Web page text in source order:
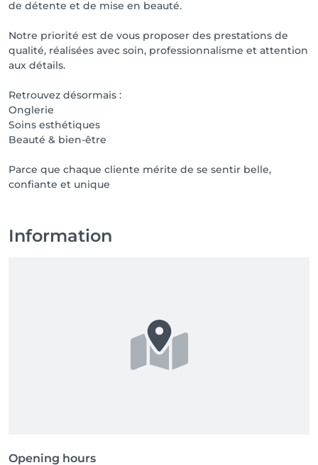
de détente et de mise en beauté.
Notre priorité est de vous proposer des prestations de
qualité, réalisées avec soin, professionnalisme et attention
aux détails.
Retrouvez désormais :
Onglerie
Soins esthétiques
Beauté & bien-être
Parce que chaque cliente mérite de se sentir belle,
confiante et unique
Information
Opening hours